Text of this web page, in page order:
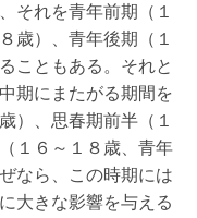
それを青年前期（１
歳）、青年後期（１
こともある。それと
期にまたがる期間を
）、思春期前半（１
１６～１８歳、青年
なら、この時期には
大きな影響を与える